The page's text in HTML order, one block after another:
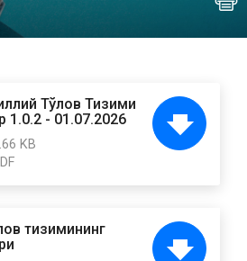
Тўлов Тизими
1.0.2 - 01.07.2026
KB
тизимининг